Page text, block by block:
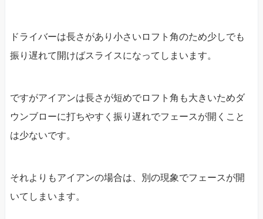
ドライバーは長さがあり小さいロフト角のため少しでも
振り遅れて開けばスライスになってしまいます。
ですがアイアンは長さが短めでロフト角も大きいためダ
ウンブローに打ちやすく振り遅れでフェースが開くこと
は少ないです。
それよりもアイアンの場合は、別の現象でフェースが開
いてしまいます。